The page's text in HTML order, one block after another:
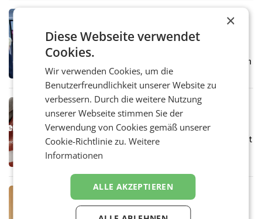
Politiker Österreichs die
Prozess zu Warner-Übernahme erst
im März 2027
LOS ANGELES Die geplante Übernahme des
Hollywood-Urgesteins Warner Brothers durch
den Rivalen Paramount wird noch lange in
der Schwebe bleiben. Eine Richterin setzte
den Prozess zu
MARKETING & MEDIA
Werbe Akademie startet neue
Imagekampagne rund um Praxisnähe
Unter dem Slogan „Näher dran geht nicht. Mit
Werbe Akademie“ hat die
Imagekampagne gestartet.
MARKETING & MEDIA
Halbjahresbilanz cine.ma:
×
Diese Webseite verwendet
Cookies.
Wir verwenden Cookies, um die
Benutzerfreundlichkeit unserer Website zu
verbessern. Durch die weitere Nutzung
unserer Webseite stimmen Sie der
Verwendung von Cookies gemäß unserer
Cookie-Richtlinie zu.Weitere
Informationen
ALLE AKZEPTIEREN